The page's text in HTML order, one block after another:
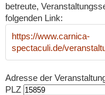
betreute,
folgenden Link:
https://www.carnica-
spectaculi.de/
Adresse der
PLZ